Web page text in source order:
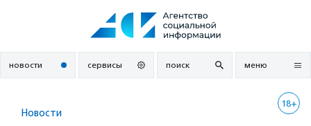
новости сервисы поиск меню
18+
Новости